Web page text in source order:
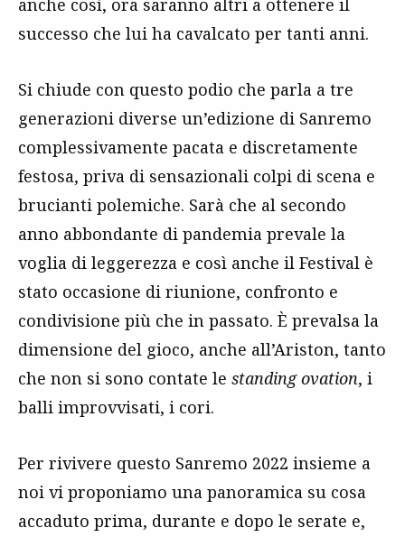
successo che lui ha cavalcato per tanti anni.
Si chiude con questo podio che parla a tre
generazioni diverse un’edizione di Sanremo
complessivamente pacata e discretamente
festosa, priva di sensazionali colpi di scena e
brucianti polemiche. Sarà che al secondo
anno abbondante di pandemia prevale la
voglia di leggerezza e così anche il Festival è
stato occasione di riunione, confronto e
condivisione più che in passato. È prevalsa la
dimensione del gioco, anche all’Ariston, tanto
che non si sono contate le standing ovation, i
balli improvvisati, i cori.
Per rivivere questo Sanremo 2022 insieme a
noi vi proponiamo una panoramica su cosa
accaduto prima, durante e dopo le serate e,